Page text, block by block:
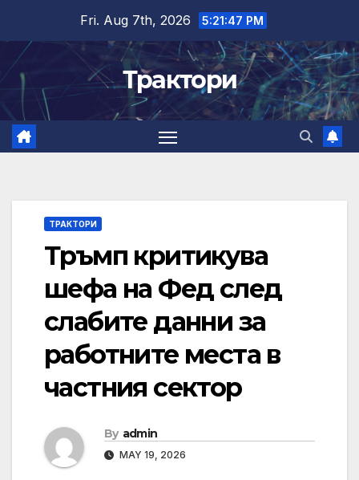
content
Fri. Aug 7th, 2026 5:21:48 PM
Трактори
ТРАКТОРИ
Тръмп критикува
шефа на Фед след
слабите данни за
работните места в
частния сектор
By admin
MAY 19, 2026